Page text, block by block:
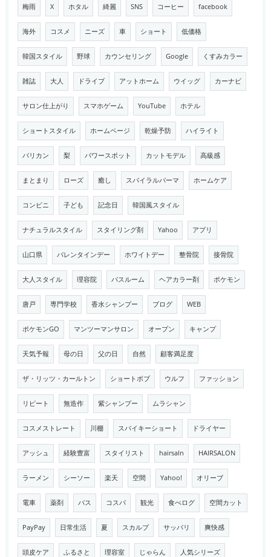
梅雨 X ホタル 綺麗 SNS コーヒー facebook
海外 コスメ ニーズ 車 ショート 低価格
韓国スタイル 野球 カウンセリング Google くすみカラー
雑誌 大人 ドライブ アットホーム ウイッグ カーナビ
サロン仕上がり スマホゲーム YouTube ホテル
ショートスタイル ホームページ 乾燥予防 ハイライト
バリカン 梨 パワースポット カットモデル 高級感
まとまり ローズ 癒し スパイラルパーマ ホームケア
コンビニ 子ども 記念日 韓国風スタイル
ナチュラルスタイル スタイリング剤 Yahoo アプリ
山口県 バレンタインデー ホワイトデー 整骨院 接骨院
大人スタイル 理容院 バスルーム ヘアカラー剤 ポケモン
唐戸 専門学校 香水シャンプー ブログ WEB
ポケモンGO マンツーマンサロン オープン キャンプ
天気予報 母の日 父の日 自然 顧客満足度
ザ・リッツ・カールトン ショートボブ ウルフ ファッション
リピート 無造作 紫シャンプー ムラシャン
コスメストレート 川棚 スパイキーショート ドライヤー
アッシュ 経験豊富 スタイリスト hairsaln HAIRSALON
ラーメン シーソー 楽天 空間 Yahoo! オリーブ
電車 薬剤 バス コスパ 観光 食べログ 空間カット
PayPay 日常生活 夏 スカルプ サッパリ 爽快感
頭皮ケア ふるさと 理容室 じゃらん 人気シリーズ